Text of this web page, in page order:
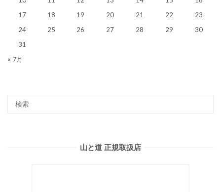
17
18 19 20 21 22
23
24
25 26 27 28 29
30
31
« 7月
山と道 正規取扱店